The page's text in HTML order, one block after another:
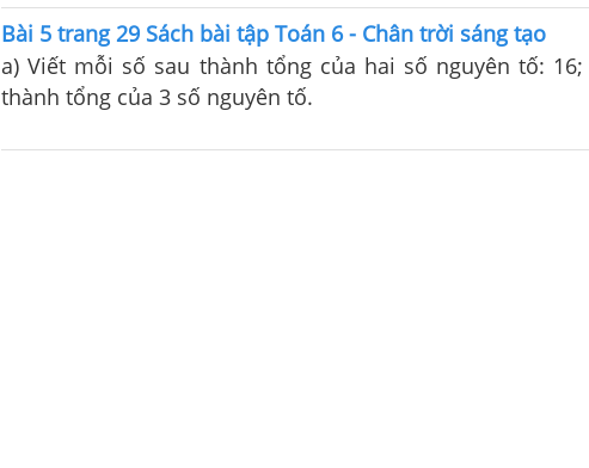
Bài 5 trang 29 Sách bài tập Toán 6 - Chân trời sáng tạo
a) Viết mỗi số sau thành tổng của hai số nguyên tố:
thành tổng của 3 số nguyên tố.